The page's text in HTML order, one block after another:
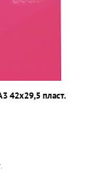
42x29,5 пласт.